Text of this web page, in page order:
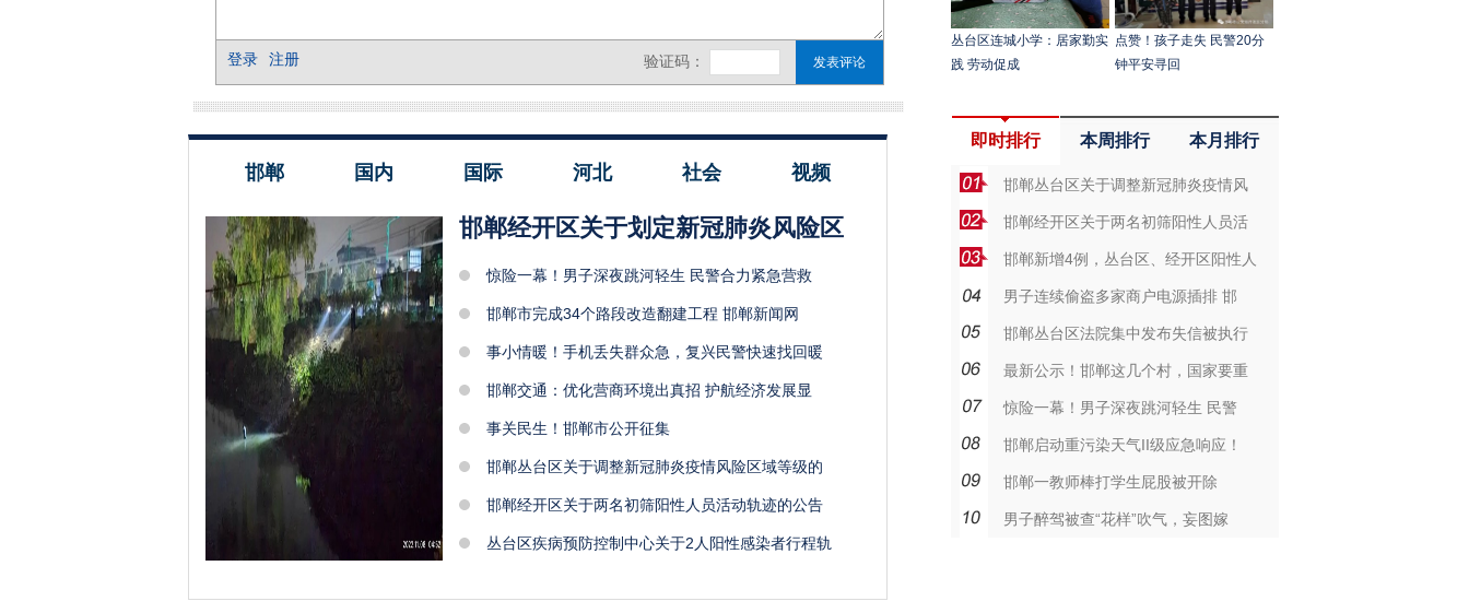
邯郸 国内 国际 河北 社会 视频
邯郸经开区关于划定新冠肺炎风险区
惊险一幕！男子深夜跳河轻生 民警合力紧急营救
邯郸市完成34个路段改造翻建工程 邯郸新闻网
事小情暖！手机丢失群众急，复兴民警快速找回暖
邯郸交通：优化营商环境出真招 护航经济发展显
事关民生！邯郸市公开征集
邯郸丛台区关于调整新冠肺炎疫情风险区域等级的
邯郸经开区关于两名初筛阳性人员活动轨迹的公告
丛台区疾病预防控制中心关于2人阳性感染者行程轨
丛台区连城小学：居家勤实
践 劳动促成
点赞！孩子走失 民警20分
钟平安寻回
即时排行 本周排行 本月排行
邯郸丛台区关于调整新冠肺炎疫情风
邯郸经开区关于两名初筛阳性人员活
邯郸新增4例，丛台区、经开区阳性人
男子连续偷盗多家商户电源插排 邯
邯郸丛台区法院集中发布失信被执行
最新公示！邯郸这几个村，国家要重
惊险一幕！男子深夜跳河轻生 民警
邯郸启动重污染天气II级应急响应！
邯郸一教师棒打学生屁股被开除
男子醉驾被查“花样”吹气，妄图嫁